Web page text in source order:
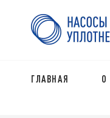
ГЛАВНАЯ О